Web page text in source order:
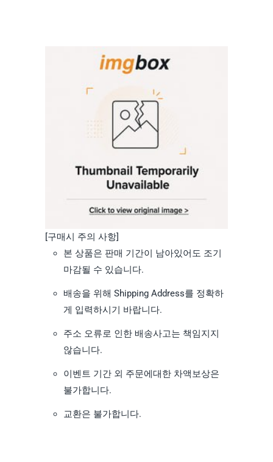
[구매시 주의 사항]
본 상품은 판매 기간이 남아있어도 조기
마감될 수 있습니다.
배송을 위해 Shipping Address를 정확하
게 입력하시기 바랍니다.
주소 오류로 인한 배송사고는 책임지지
않습니다.
이벤트 기간 외 주문에대한 차액보상은
불가합니다.
교환은 불가합니다.